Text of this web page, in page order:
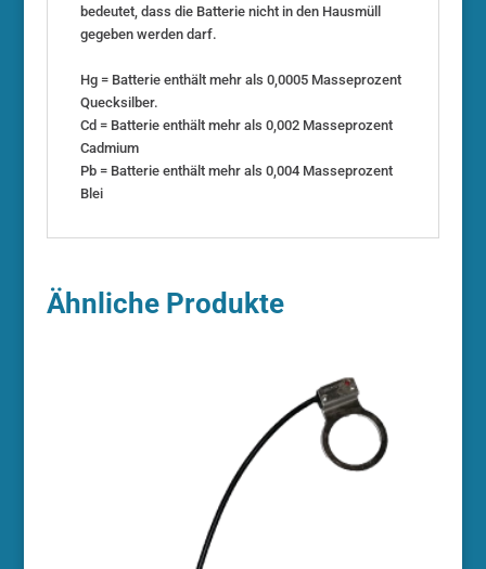
bedeutet, dass die Batterie nicht in den Hausmüll
gegeben werden darf.
Hg = Batterie enthält mehr als 0,0005 Masseprozent
Quecksilber.
Cd = Batterie enthält mehr als 0,002 Masseprozent
Cadmium
Pb = Batterie enthält mehr als 0,004 Masseprozent
Blei
Ähnliche Produkte